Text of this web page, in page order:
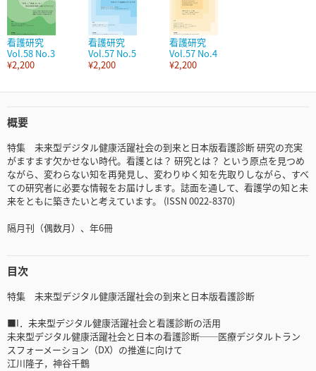
看護研究
Vol.58 No.3
¥2,200
看護研究
Vol.57 No.5
¥2,200
看護研究
Vol.57 No.4
¥2,200
概要
特集 未来型デジタル健康活躍社会の到来と日本版看護診断 研究の充実
がますます欠かせない時代。看護とは？ 研究とは？ という原点を見つめ
ながら、変わらない知を再発見し、変わりゆく知を先取りしながら、すべ
ての研究者に必要な情報をお届けします。誌面を通して、看護学の知と未
来をともに築きたいと考えています。 (ISSN 0022-8370)
隔月刊（偶数月）、年6冊
目次
特集 未来型デジタル健康活躍社会の到来と日本版看護診断
■I．未来型デジタル健康活躍社会と看護診断の活用
未来型デジタル健康活躍社会と日本の看護診断──医療デジタルトラン
スフォーメーション（DX）の推進に向けて
江川隆子，神谷千鶴